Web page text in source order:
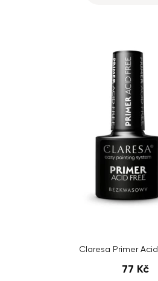
Claresa Primer
77 Kč